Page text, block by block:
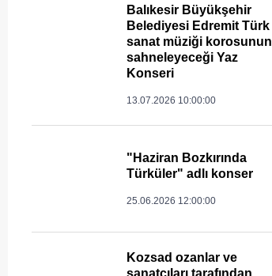
Balıkesir Büyükşehir
Belediyesi Edremit Türk
sanat müziği korosunun
sahneleyeceği Yaz
Konseri
13.07.2026 10:00:00
"Haziran Bozkırında
Türküler" adlı konser
25.06.2026 12:00:00
Kozsad ozanlar ve
sanatçıları tarafından